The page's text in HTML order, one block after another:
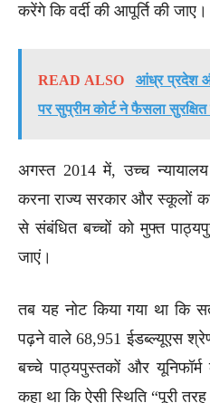
करेंगे कि वर्दी की आपूर्ति की
READ ALSO
आंध्र प्रदेश
पर सुप्रीम कोर्ट ने फैसला सुरक्षित
अगस्त 2014 में, उच्च
करना राज्य सरकार और स्कूलों
से संबंधित बच्चों को मुफ्त
जाएं।
तब यह नोट किया गया था कि
पढ़ने वाले 68,951 ईडब्ल्यूएस
बच्चे पाठ्यपुस्तकों और
कहा था कि ऐसी स्थिति “पूरी